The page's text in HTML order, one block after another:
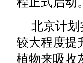
北京计划
较大程度提
植物来吸收